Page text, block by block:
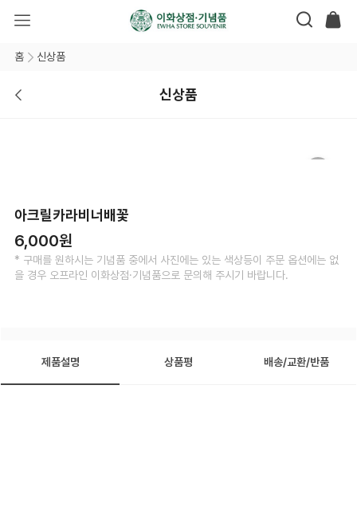
홈 신상품
신상품
아크릴카라비너배꽃
6,000원
* 구매를 원하시는 기념품 중에서 사진에는 있는 색상등이 주문 옵션에는 없
을 경우 오프라인 이화상점·기념품으로 문의해 주시기 바랍니다.
제품설명 상품평 배송/교환/반품